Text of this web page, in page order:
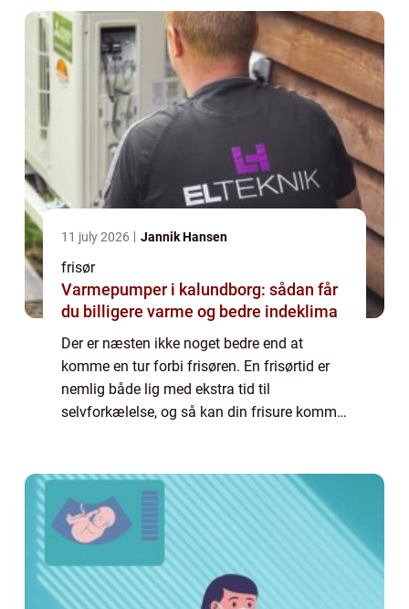
11 july 2026 Jannik Hansen
frisør
Varmepumper i kalundborg: sådan får
du billigere varme og bedre indeklima
Der er næsten ikke noget bedre end at
komme en tur forbi frisøren. En frisørtid er
nemlig både lig med ekstra tid til
selvforkælelse, og så kan din frisure komme